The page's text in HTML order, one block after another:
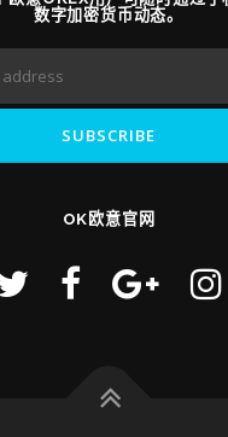
数字加密货币动态。
OK欧意官网